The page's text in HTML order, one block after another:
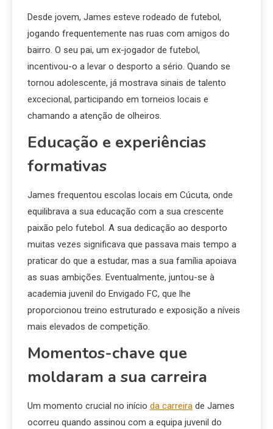
Desde jovem, James esteve rodeado de futebol,
jogando frequentemente nas ruas com amigos do
bairro. O seu pai, um ex-jogador de futebol,
incentivou-o a levar o desporto a sério. Quando se
tornou adolescente, já mostrava sinais de talento
excecional, participando em torneios locais e
chamando a atenção de olheiros.
Educação e experiências
formativas
James frequentou escolas locais em Cúcuta, onde
equilibrava a sua educação com a sua crescente
paixão pelo futebol. A sua dedicação ao desporto
muitas vezes significava que passava mais tempo a
praticar do que a estudar, mas a sua família apoiava
as suas ambições. Eventualmente, juntou-se à
academia juvenil do Envigado FC, que lhe
proporcionou treino estruturado e exposição a níveis
mais elevados de competição.
Momentos-chave que
moldaram a sua carreira
Um momento crucial no início da carreira de James
ocorreu quando assinou com a equipa juvenil do